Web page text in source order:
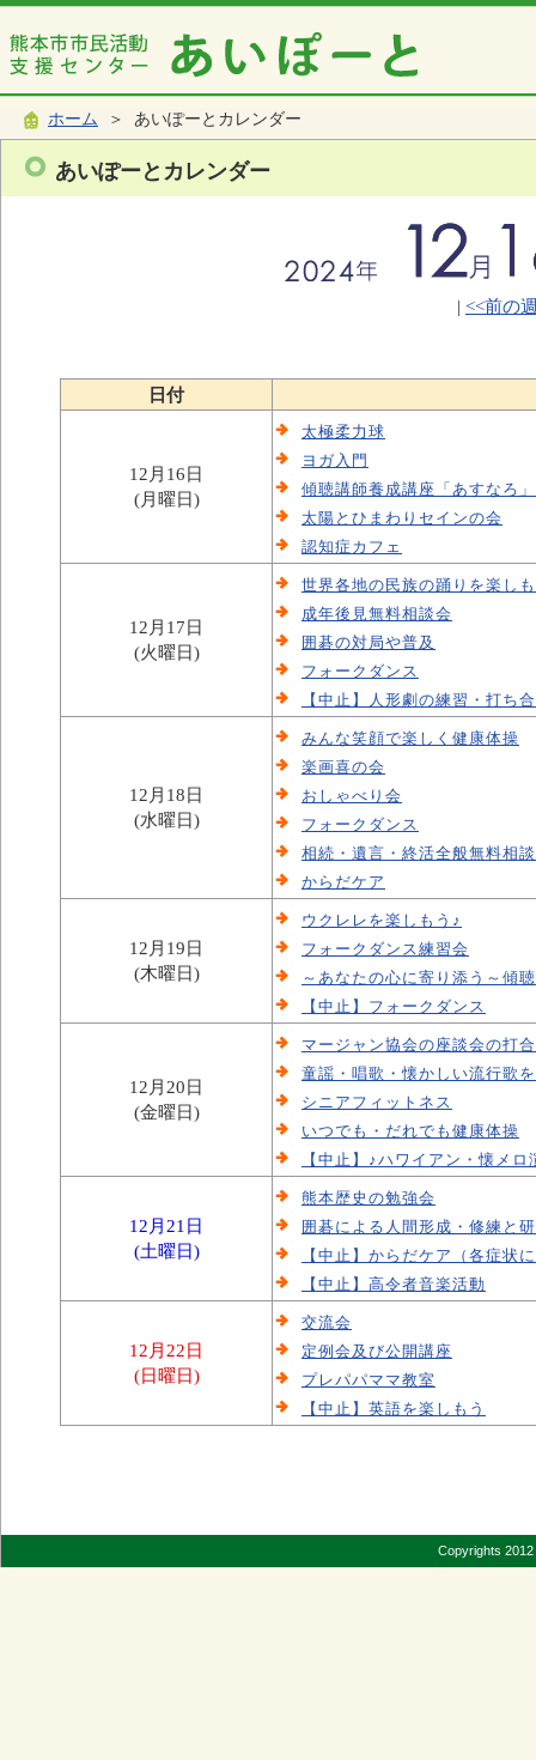
ホーム ＞ あいぽーとカレンダー
あいぽーとカレンダー
| <<前の
日付
12月16日
(月曜日)
太極柔力球
ヨガ入門
傾聴講師養成講座「あすなろ」
太陽とひまわりセインの会
認知症カフェ
12月17日
(火曜日)
世界各地の民族の踊りを楽し
成年後見無料相談会
囲碁の対局や普及
フォークダンス
【中止】人形劇の練習・打ち
12月18日
(水曜日)
みんな笑顔で楽しく健康体操
楽画喜の会
おしゃべり会
フォークダンス
相続・遺言・終活全般無料相
からだケア
12月19日
(木曜日)
ウクレレを楽しもう♪
フォークダンス練習会
～あなたの心に寄り添う～傾
【中止】フォークダンス
12月20日
(金曜日)
マージャン協会の座談会の打
童謡・唱歌・懐かしい流行歌
シニアフィットネス
いつでも・だれでも健康体操
【中止】♪ハワイアン・懐メロ
12月21日
(土曜日)
熊本歴史の勉強会
囲碁による人間形成・修練と
【中止】からだケア（各症状
【中止】高令者音楽活動
12月22日
(日曜日)
交流会
定例会及び公開講座
プレパパママ教室
【中止】英語を楽しもう
Copyrights